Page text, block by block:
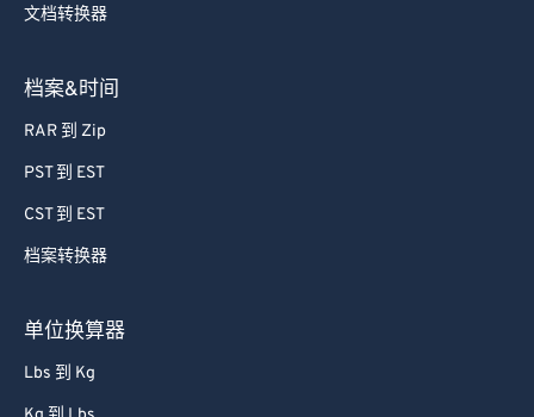
文档转换器
档案&时间
RAR 到 Zip
PST 到 EST
CST 到 EST
档案转换器
单位换算器
Lbs 到 Kg